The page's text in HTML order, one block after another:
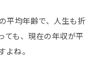
平均年齢で、人生も折
ても、現在の年収が平
ね。